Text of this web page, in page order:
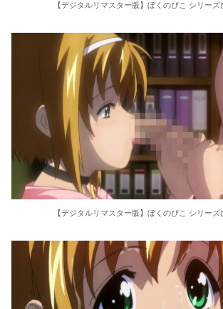
【デジタルリマスター版】ぼくのぴこ シリーズ
【デジタルリマスター版】ぼくのぴこ シリーズ